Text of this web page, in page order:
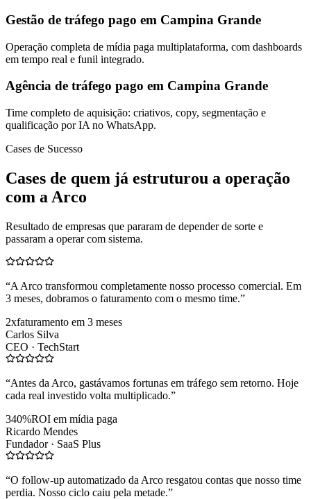
Gestão de tráfego pago em Campina Grande
Operação completa de mídia paga multiplataforma, com dashboards
em tempo real e funil integrado.
Agência de tráfego pago em Campina Grande
Time completo de aquisição: criativos, copy, segmentação e
qualificação por IA no WhatsApp.
Cases de Sucesso
Cases de quem já estruturou a operação
com a Arco
Resultado de empresas que pararam de depender de sorte e
passaram a operar com sistema.
“A Arco transformou completamente nosso processo comercial. Em
3 meses, dobramos o faturamento com o mesmo time.”
2xfaturamento em 3 meses
Carlos Silva
CEO · TechStart
“Antes da Arco, gastávamos fortunas em tráfego sem retorno. Hoje
cada real investido volta multiplicado.”
340%ROI em mídia paga
Ricardo Mendes
Fundador · SaaS Plus
“O follow-up automatizado da Arco resgatou contas que nosso time
perdia. Nosso ciclo caiu pela metade.”